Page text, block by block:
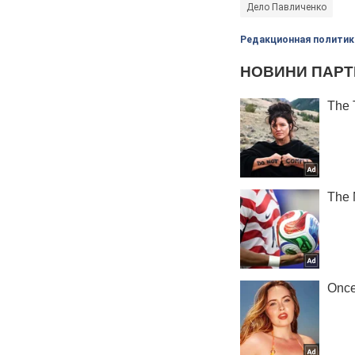
Дело Павличенко
Редакционная